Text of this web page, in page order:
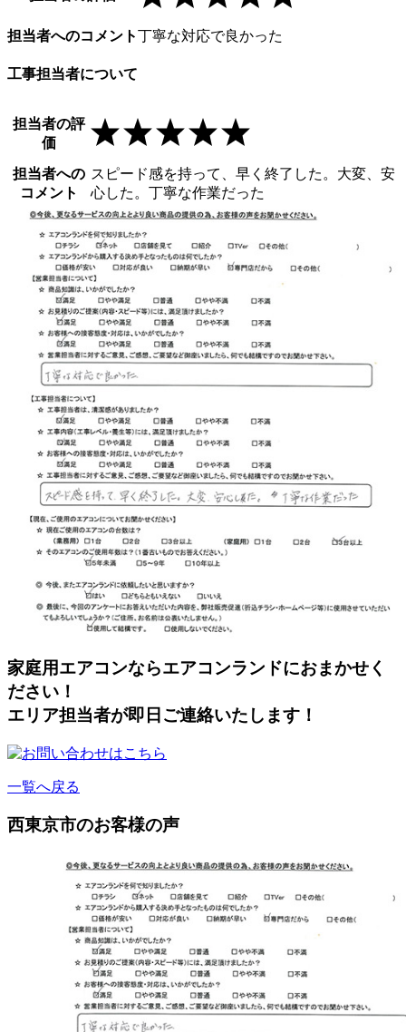
担当者へのコメント丁寧な対応で良かった
工事担当者について
担当者の評
価
担当者への
コメント
スピード感を持って、早く終了した。大変、安
心した。丁寧な作業だった
家庭用エアコンならエアコンランドにおまかせく
ださい！
エリア担当者が即日ご連絡いたします！
一覧へ戻る
西東京市のお客様の声